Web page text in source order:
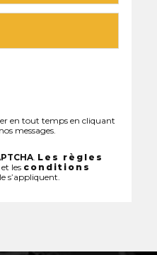
en tout temps en cliquant
messages.
Les règles
et les conditions
s’appliquent.